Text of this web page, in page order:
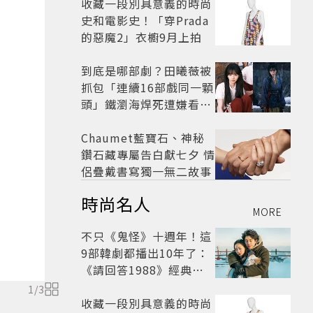
1 /3
史和電影史！「穿Prada
的惡魔2」衣櫥9月上拍
到底是哪部劇？田曦薇被
抓包「連續16部戲同一顆
頭」鐵瀏海焊死遭嫌看膩
Chaumet藍寶石、神秘
鑽石藏專屬告白獻七夕 情
侶疊戴書寫獨一無二故事
時尚名人 MORE
不只《鬼怪》十週年！這
9部韓劇都播出10年了：
《請回答1988》經典不
收藏一段別具意義的時尚